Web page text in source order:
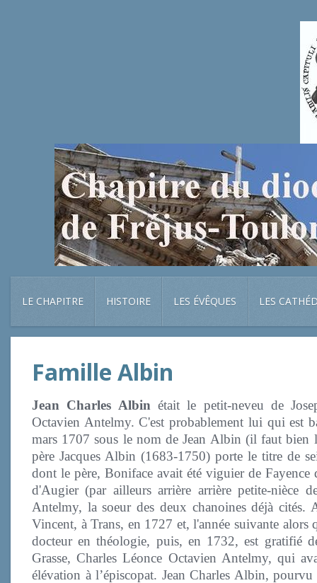
LE CHAPITRE HISTOIRE LES ÉVÊQUES LES
Famille Albin
Jean Charles Albin était le petit-neveu de
Octavien Antelmy. C'est probablement lui qui est
mars 1707 sous le nom de Jean Albin (il faut bien
père Jacques Albin (1683-1750) porte le titre de
dont le père, Boniface avait été viguier de Fayence
d'Augier (par ailleurs arrière arrière petite-nièce
Antelmy, la soeur des deux chanoines déjà cités.
Vincent, à Trans, en 1727 et, l'année suivante
docteur en théologie, puis, en 1732, est gratifié
Grasse, Charles Léonce Octavien Antelmy, qui
élévation à l’épiscopat. Jean Charles Albin,